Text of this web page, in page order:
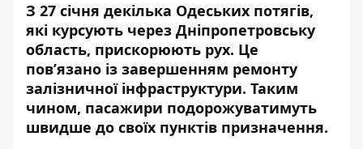
З 27 січня декілька Одеських потягів,
які курсують через Дніпропетровську
область, прискорюють рух. Це
пов’язано із завершенням ремонту
залізничної інфраструктури. Таким
чином, пасажири подорожуватимуть
швидше до своїх пунктів призначення.